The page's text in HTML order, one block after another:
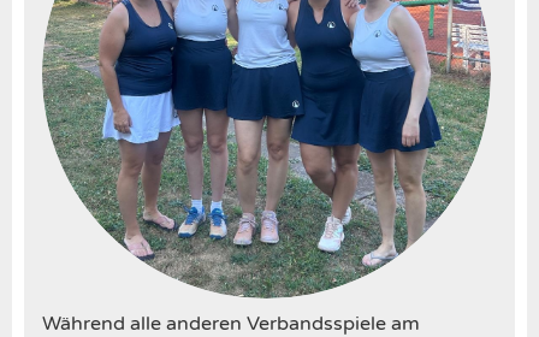
Während alle anderen Verbandsspiele am